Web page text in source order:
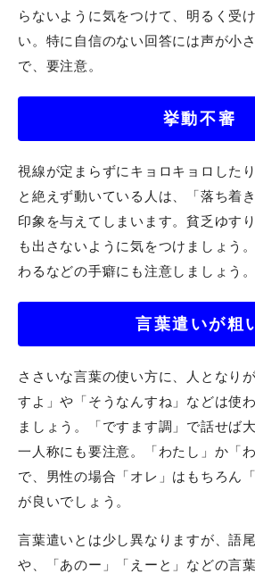
らないように気をつけて、明るく受
い。特に自信のない回答には声が小
で、要注意。
挙動不審
視線が定まらずにキョロキョロした
と絶えず動いている人は、「落ち着
印象を与えてしまいます。貧乏ゆす
も出さないように気をつけましょう
わるなどの手癖にも注意しましょう。
言葉遣いが粗
ささいな言葉の使い方に、人となり
すよ」や「そうなんすね」などは使
ましょう。「ですます調」で話せば
一人称にも要注意。「わたし」か「
で、男性の場合「オレ」はもちろん
が良いでしょう。
言葉遣いとは少し異なりますが、語
や、「あのー」「えーと」などの言